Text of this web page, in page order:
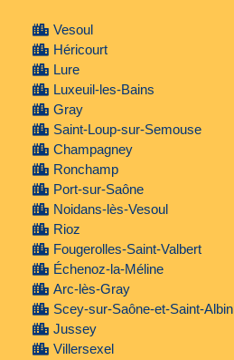
Vesoul
Héricourt
Lure
Luxeuil-les-Bains
Gray
Saint-Loup-sur-Semouse
Champagney
Ronchamp
Port-sur-Saône
Noidans-lès-Vesoul
Rioz
Fougerolles-Saint-Valbert
Échenoz-la-Méline
Arc-lès-Gray
Scey-sur-Saône-et-Saint-Albin
Jussey
Villersexel